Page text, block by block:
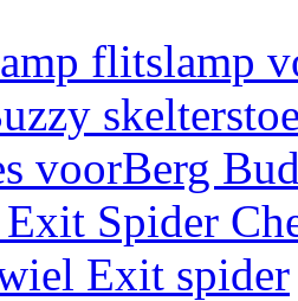
flitslamp
voorBerg
Spider
Exit spider